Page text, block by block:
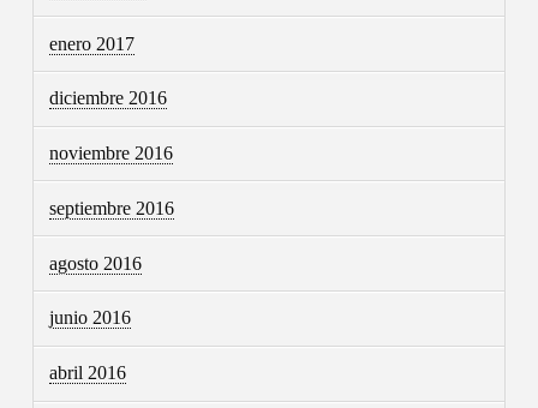
enero 2017
diciembre 2016
noviembre 2016
septiembre 2016
agosto 2016
junio 2016
abril 2016